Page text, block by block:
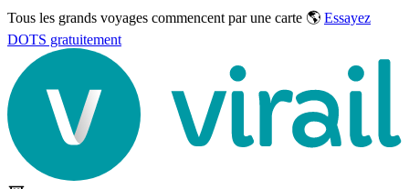
Tous les grands voyages commencent par une carte 🌎 Essayez
DOTS gratuitement